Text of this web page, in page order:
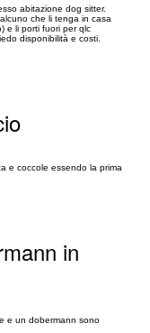
abitazione dog sitter.
che li tenga in casa
e li porti fuori per qlc
disponibilità e costi.
e coccole essendo la prima
in
e un dobermann sono